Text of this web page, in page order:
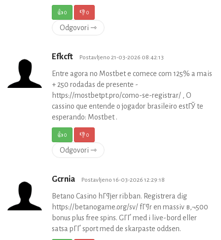
👍0 👎0
Odgovori ⇾
Efkcft Postavljeno 21-03-2026 08:42:13
Entre agora no Mostbet e comece com 125% a mais
+ 250 rodadas de presente -
https://mostbetpt.pro/como-se-registrar/ , O
cassino que entende o jogador brasileiro estГЎ te
esperando: Mostbet .
👍0 👎0
Odgovori ⇾
Gcrnia Postavljeno 16-03-2026 12:29:18
Betano Casino hГ¶jer ribban. Registrera dig
https://betanogame.org/sv/ fГ¶r en massiv в‚¬500
bonus plus free spins. GГҐ med i live-bord eller
satsa pГҐ sport med de skarpaste oddsen.